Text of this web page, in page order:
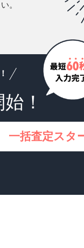
。
！
一括査定スタ